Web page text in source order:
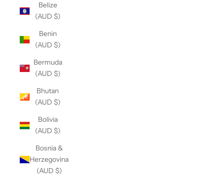
Belize
(AUD $)
Benin
(AUD $)
Bermuda
(AUD $)
Bhutan
(AUD $)
Bolivia
(AUD $)
Bosnia &
Herzegovina
(AUD $)